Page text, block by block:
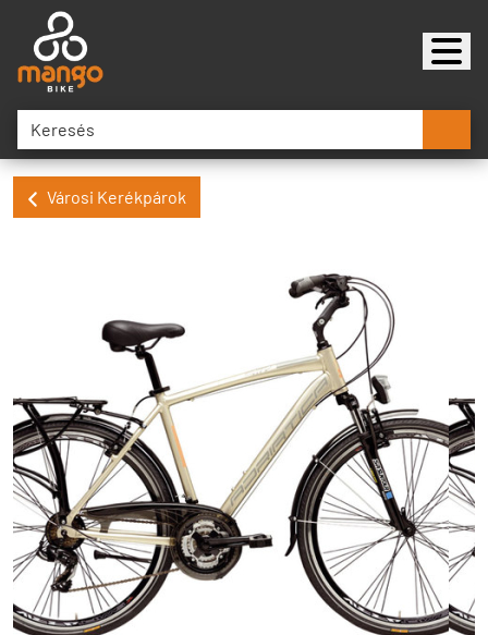
Városi Kerékpárok